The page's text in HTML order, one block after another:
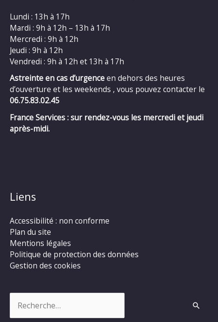
Lundi : 13h à 17h
Mardi : 9h à 12h – 13h à 17h
Mercredi : 9h à 12h
Jeudi : 9h à 12h
Vendredi : 9h à 12h et 13h à 17h
Astreinte en cas d’urgenceen dehors des heures
d’ouverture et les weekends , vous pouvez contacter le
06.75.83.02.45
France Services : sur rendez-vous les mercredi et jeudi
après-midi.
Liens
Accessibilité : non conforme
Plan du site
Mentions légales
Politique de protection des données
Gestion des cookies